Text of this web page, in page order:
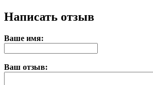
Написать отзыв
Ваше имя:
Ваш отзыв: